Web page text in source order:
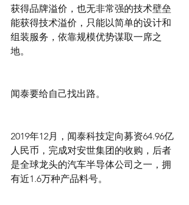
获得品牌溢价，也无非常强的技术壁垒
能获得技术溢价，只能以简单的设计和
组装服务，依靠规模优势谋取一席之
地。
闻泰要给自己找出路。
2019年12月，闻泰科技定向募资64.96亿
人民币，完成对安世集团的收购，后者
是全球龙头的汽车半导体公司之一，拥
有近1.6万种产品料号。